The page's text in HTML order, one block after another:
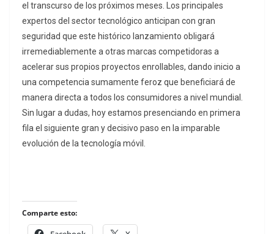
el transcurso de los próximos meses. Los principales
expertos del sector tecnológico anticipan con gran
seguridad que este histórico lanzamiento obligará
irremediablemente a otras marcas competidoras a
acelerar sus propios proyectos enrollables, dando inicio a
una competencia sumamente feroz que beneficiará de
manera directa a todos los consumidores a nivel mundial.
Sin lugar a dudas, hoy estamos presenciando en primera
fila el siguiente gran y decisivo paso en la imparable
evolución de la tecnología móvil.
Comparte esto: